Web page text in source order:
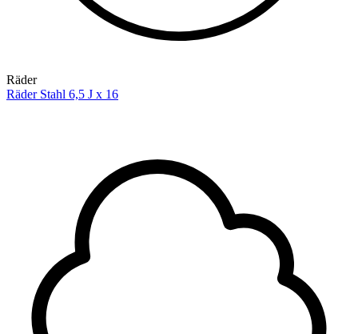
Räder
Räder Stahl 6,5 J x 16